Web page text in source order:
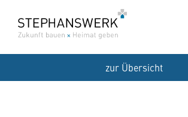
Inhalt
springen
zur Übersicht